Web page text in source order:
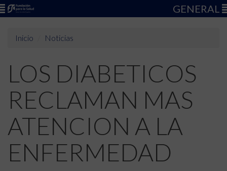
GENERAL
Inicio Noticias
LOS DIABETICOS
RECLAMAN MAS
ATENCION A LA
ENFERMEDAD